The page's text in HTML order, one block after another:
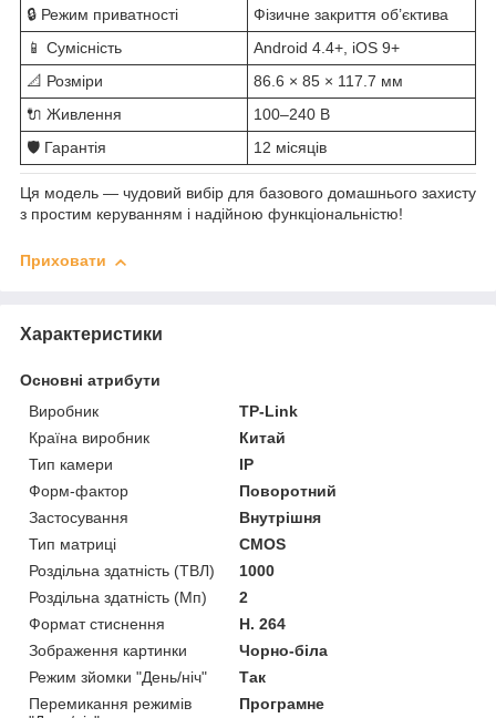
🔒 Режим приватності
Фізичне закриття об’єктива
📱 Сумісність
Android 4.4+, iOS 9+
📐 Розміри
86.6 × 85 × 117.7 мм
🔌 Живлення
100–240 В
🛡️ Гарантія
12 місяців
Ця модель — чудовий вибір для базового домашнього захисту
з простим керуванням і надійною функціональністю!
Приховати
Характеристики
Основні атрибути
Виробник
TP-Link
Країна виробник
Китай
Тип камери
IP
Форм-фактор
Поворотний
Застосування
Внутрішня
Тип матриці
CMOS
Роздільна здатність (ТВЛ)
1000
Роздільна здатність (Мп)
2
Формат стиснення
H. 264
Зображення картинки
Чорно-біла
Режим зйомки "День/ніч"
Так
Перемикання режимів
Програмне